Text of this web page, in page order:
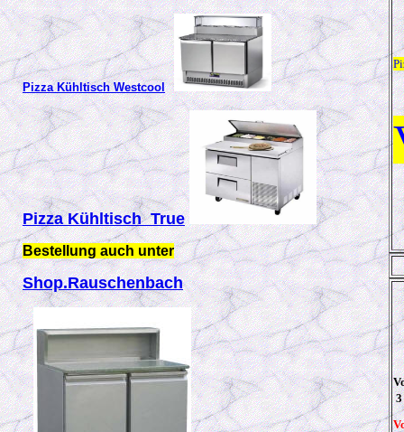
Pizza Kühltisch Westcool
Pizza Kühltisch True
Bestellung auch unter
Shop.Rauschenbach
3